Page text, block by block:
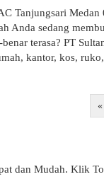
Tanjungsari
Anda sedang
benar terasa? PT
kantor, kos,
«
dan Mudah. Klik